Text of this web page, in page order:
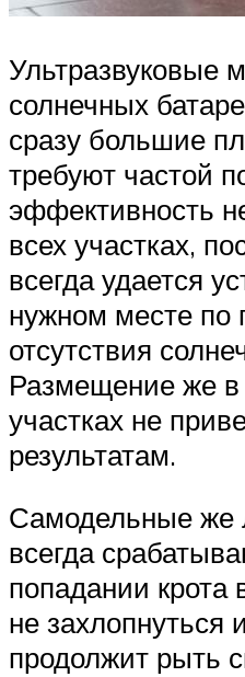
Ультразвуковые
солнечных
сразу большие
требуют частой
эффективность
всех участках,
всегда удается
нужном месте по
отсутствия
Размещение же в
участках не
результатам.
Самодельные же
всегда
попадании крота
не захлопнуться
продолжит рыть